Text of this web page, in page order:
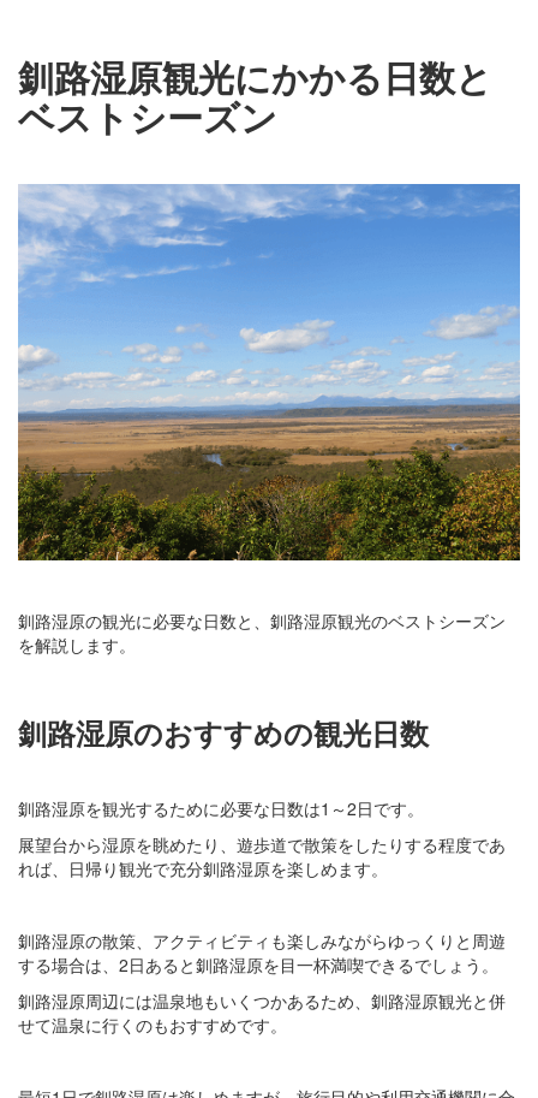
釧路湿原観光にかかる日数と
ベストシーズン
釧路湿原の観光に必要な日数と、釧路湿原観光のベストシーズン
を解説します。
釧路湿原のおすすめの観光日数
釧路湿原を観光するために必要な日数は1～2日です。
展望台から湿原を眺めたり、遊歩道で散策をしたりする程度であ
れば、日帰り観光で充分釧路湿原を楽しめます。
釧路湿原の散策、アクティビティも楽しみながらゆっくりと周遊
する場合は、2日あると釧路湿原を目一杯満喫できるでしょう。
釧路湿原周辺には温泉地もいくつかあるため、釧路湿原観光と併
せて温泉に行くのもおすすめです。